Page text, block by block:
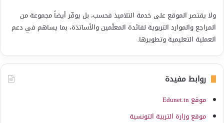
ولا يقتصر الموقع على خدمة التلاميذ فحسب، بل يوفّر أيضاً مجموعة من
المراجع والموارد التربوية لفائدة المعلّمين والأساتذة، بما يساهم في دعم
العملية التعليمية وتطويرها.
روابط مفيدة
موقع Edunet.tn
موقع وزارة التربية التونسية